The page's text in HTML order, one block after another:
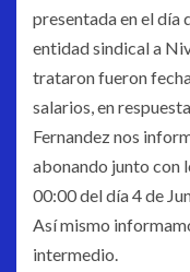
presentada en el día
entidad sindical a
trataron fueron
salarios, en
Fernandez nos
abonando junto con
00:00 del día 4 de
Así mismo
intermedio.